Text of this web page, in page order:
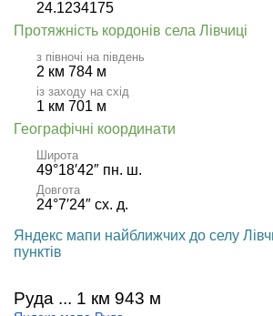
24.1234175
Протяжність кордонів села Лівчиці
з півночі на південь
2 км 784 м
із заходу на схід
1 км 701 м
Географічні координати
Широта
49°18′42″ пн. ш.
Довгота
24°7′24″ сх. д.
Яндекс мапи найближчих до селу
пунктів
Руда ... 1 км 943 м